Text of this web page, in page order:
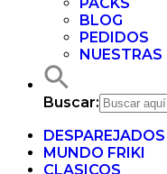
BLOG
PEDIDOS
Buscar:
DESPAREJADOS
MUNDO FRIKI
CLASICOS